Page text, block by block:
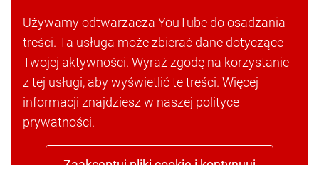
Używamy odtwarzacza YouTube do osadzania
treści. Ta usługa może zbierać dane dotyczące
Twojej aktywności. Wyraź zgodę na korzystanie
z tej usługi, aby wyświetlić te treści. Więcej
informacji znajdziesz w naszej polityce
prywatności.
Zaakceptuj pliki cookie i kontynuuj